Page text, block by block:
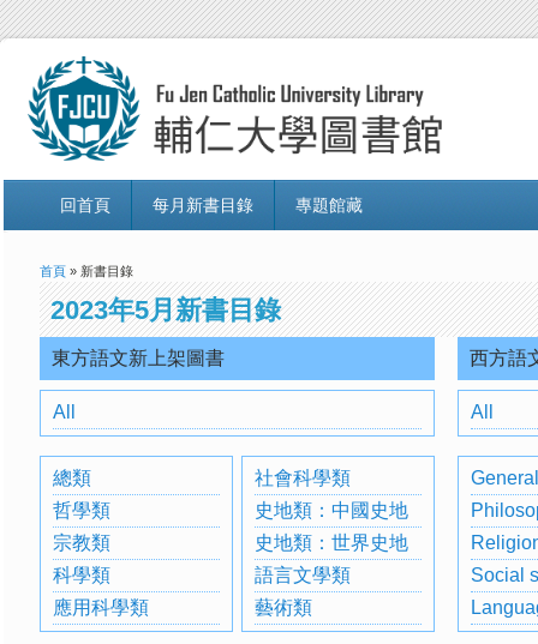
回首頁 每月新書目錄 專題館藏
首頁 » 新書目錄
2023年5月新書目錄
東方語文新上架圖書
All
總類
哲學類
宗教類
科學類
應用科學類
社會科學類
史地類：中國史地
史地類：世界史地
語言文學類
藝術類
西方語
All
Social